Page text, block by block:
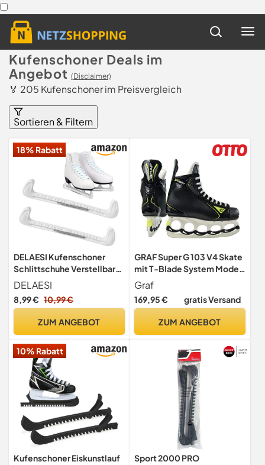
Kufenschoner Deals im
Angebot (Disclaimer)
🏅 205 Kufenschoner im Preisvergleich
Sortieren & Filtern
18% Rabatt
DELAESI Kufenschoner
Schlittschuhe Verstellbarer
Kufenschoner Eiskunstlauf
Schlittschuh Schutz mit
Spring Eiskunstlauf Zubehör
DELAESI
8,99 € 10,99 €
ZUM ANGEBOT
GRAF Super G 103 V4 Skate
mit T-Blade System Modell
2020 Inclusive
Kufenschoner, Größe:6.5 =
40
Graf
169,95 € gratis Versand
ZUM ANGEBOT
10% Rabatt
Kufenschoner Eiskunstlauf
Sport 2000 PRO